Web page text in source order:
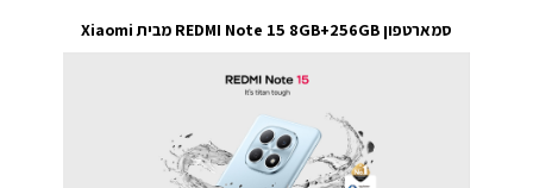
סמארטפון REDMI Note 15 8GB+256GB מבית Xiaomi